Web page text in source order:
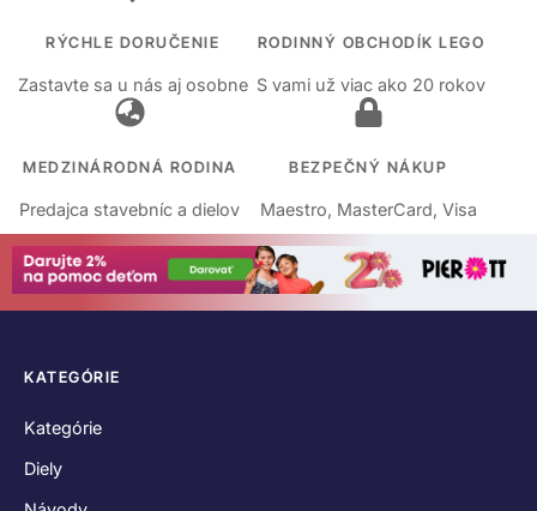
RÝCHLE DORUČENIE
Zastavte sa u nás aj osobne
RODINNÝ OBCHODÍK LEGO
S vami už viac ako 20 rokov
MEDZINÁRODNÁ RODINA
Predajca stavebníc a dielov
BEZPEČNÝ NÁKUP
Maestro, MasterCard, Visa
KATEGÓRIE
Kategórie
Diely